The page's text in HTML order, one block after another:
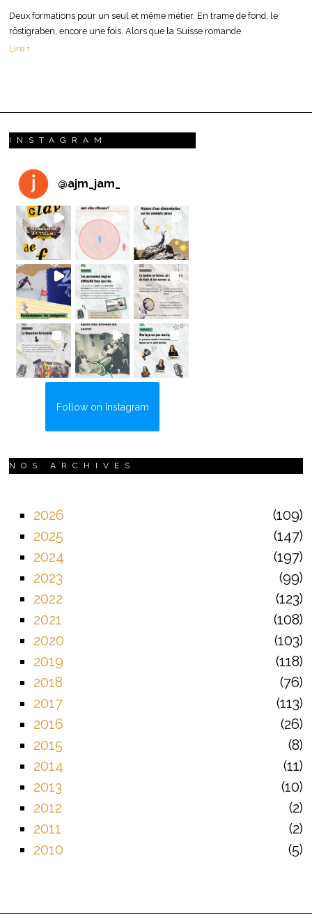
Deux formations pour un seul et même métier. En trame de fond, le
röstigraben, encore une fois. Alors que la Suisse romande
Lire +
INSTAGRAM
@ajm_jam_
Follow on Instagram
NOS ARCHIVES
2026
109
2025
147
2024
197
2023
99
2022
123
2021
108
2020
103
2019
118
2018
76
2017
113
2016
26
2015
8
2014
11
2013
10
2012
2
2011
2
2010
5